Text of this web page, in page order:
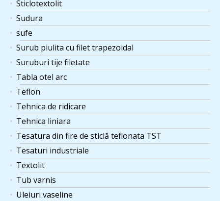
Sticlotextolit
Sudura
sufe
Surub piulita cu filet trapezoidal
Suruburi tije filetate
Tabla otel arc
Teflon
Tehnica de ridicare
Tehnica liniara
Tesatura din fire de sticlă teflonata TST
Tesaturi industriale
Textolit
Tub varnis
Uleiuri vaseline